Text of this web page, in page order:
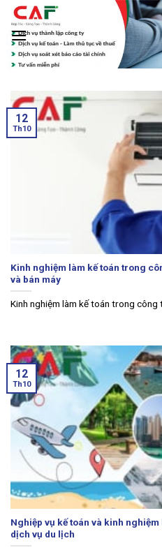
Skip
content
Kinh nghiệm làm kế toán trong
và bán máy
Kinh nghiệm làm kế toán trong công
12
Th10
Nghiệp vụ kế toán và kinh
dịch vụ du lịch
12
Th10